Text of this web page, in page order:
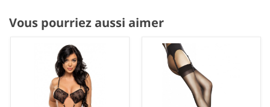
Vous pourriez aussi aimer